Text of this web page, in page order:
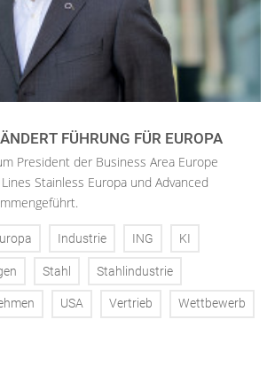
FÜHRUNG FÜR EUROPA
President der Business Area Europe
Stainless Europa und Advanced
Industrie ING KI
Stahl Stahlindustrie
USA Vertrieb Wettbewerb